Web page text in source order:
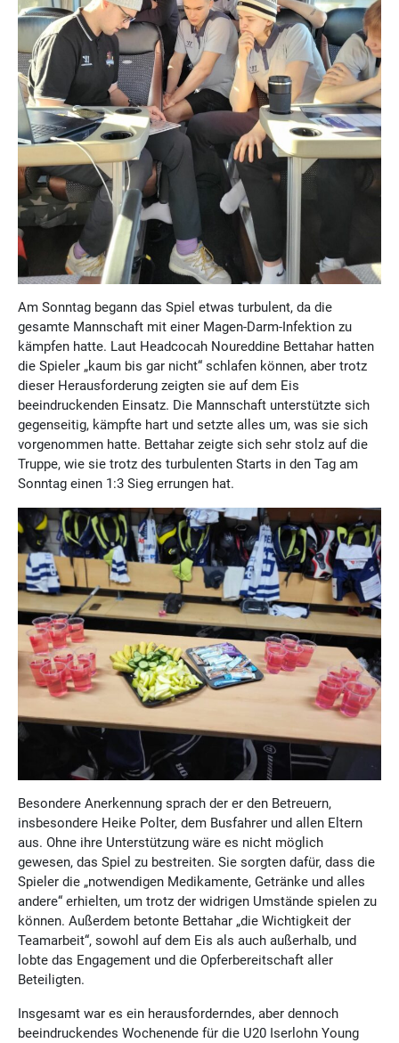
Am Sonntag begann das Spiel etwas turbulent, da die
gesamte Mannschaft mit einer Magen-Darm-Infektion zu
kämpfen hatte. Laut Headcocah Noureddine Bettahar hatten
die Spieler „kaum bis gar nicht“ schlafen können, aber trotz
dieser Herausforderung zeigten sie auf dem Eis
beeindruckenden Einsatz. Die Mannschaft unterstützte sich
gegenseitig, kämpfte hart und setzte alles um, was sie sich
vorgenommen hatte. Bettahar zeigte sich sehr stolz auf die
Truppe, wie sie trotz des turbulenten Starts in den Tag am
Sonntag einen 1:3 Sieg errungen hat.
Besondere Anerkennung sprach der er den Betreuern,
insbesondere Heike Polter, dem Busfahrer und allen Eltern
aus. Ohne ihre Unterstützung wäre es nicht möglich
gewesen, das Spiel zu bestreiten. Sie sorgten dafür, dass die
Spieler die „notwendigen Medikamente, Getränke und alles
andere“ erhielten, um trotz der widrigen Umstände spielen zu
können. Außerdem betonte Bettahar „die Wichtigkeit der
Teamarbeit“, sowohl auf dem Eis als auch außerhalb, und
lobte das Engagement und die Opferbereitschaft aller
Beteiligten.
Insgesamt war es ein herausforderndes, aber dennoch
beeindruckendes Wochenende für die U20 Iserlohn Young